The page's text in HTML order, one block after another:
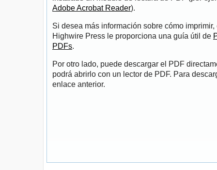
Adobe Acrobat Reader).
Si desea más información sobre cómo
Highwire Press le proporciona una guía útil de
PDFs.
Por otro lado, puede descargar el PDF
podrá abrirlo con un lector de PDF. Para
enlace anterior.